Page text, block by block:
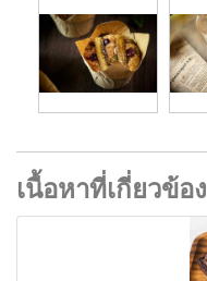
เนื้อหาที่เกี่ยวข้อง